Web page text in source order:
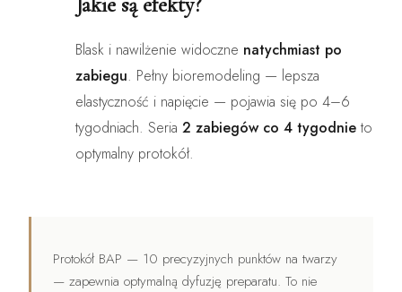
Blask i nawilżenie widoczne natychmiast po
zabiegu. Pełny bioremodeling — lepsza
elastyczność i napięcie — pojawia się po 4–6
tygodniach. Seria 2 zabiegów co 4 tygodnie to
optymalny protokół.
Protokół BAP — 10 precyzyjnych punktów na twarzy
— zapewnia optymalną dyfuzję preparatu. To nie